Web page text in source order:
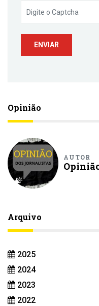
Opinião
AUTOR
Arquivo
2025
2024
2023
2022